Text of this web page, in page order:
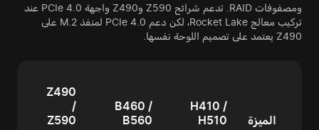
ومصفوفات RAID. تدعم شرائح Z590 وZ490 واجهة PCIe 4.0 عند
تركيب معالج Rocket Lake، لكن دعم PCIe 4.0 لمنفذ M.2 على
Z490 يعتمد على تصميم اللوحة نفسها.
الميزة
H410 /
H510
B460 /
B560
Z490
/
Z590